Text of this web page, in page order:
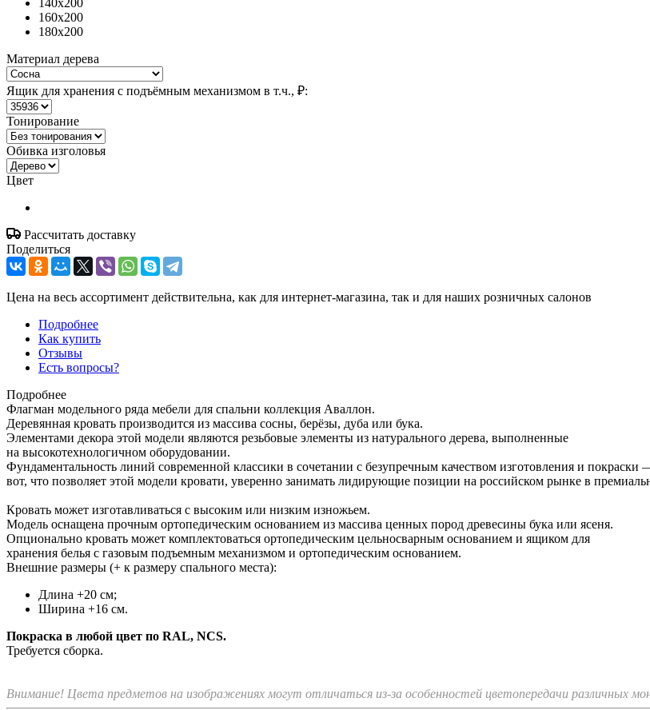
160x200
180x200
Материал дерева
Ящик для хранения с подъёмным механизмом в т.ч., ₽:
Тонирование
Обивка изголовья
Цвет
Рассчитать доставку
Поделиться
Цена на весь ассортимент действительна, как для интернет-магазина, так и для наших розничных салонов
Подробнее
Как купить
Отзывы
Есть вопросы?
Подробнее
Флагман модельного ряда мебели для спальни коллекция Аваллон.
Деревянная кровать производится из массива сосны, берёзы, дуба или бука.
Элементами декора этой модели являются резьбовые элементы из натурального дерева, выполненные
на высокотехнологичном оборудовании.
Фундаментальность линий современной классики в сочетании с безупречным качеством изготовления и покраски
вот, что позволяет этой модели кровати, уверенно занимать лидирующие позиции на российском рынке в
Кровать может изготавливаться с высоким или низким изножьем.
Модель оснащена прочным ортопедическим основанием из массива ценных пород древесины бука или ясеня.
Опционально кровать может комплектоваться ортопедическим цельносварным основанием и ящиком для
хранения белья с газовым подъемным механизмом и ортопедическим основанием.
Внешние размеры (+ к размеру спального места):
Длина +20 см;
Ширина +16 см.
Покраска в любой цвет по RAL, NCS.
Требуется сборка.
Внимание! Цвета предметов на изображениях могут отличаться из-за особенностей цветопередачи различных